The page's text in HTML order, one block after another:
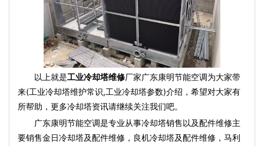
以上就是工业冷却塔维修厂家广东康明节能空调为大家带
来(工业冷却塔维护常识,工业冷却塔参数)介绍，希望对大家有
所帮助，更多冷却塔资讯请继续关注我们吧。
广东康明节能空调是专业从事冷却塔销售以及配件维修主
要销售金日冷却塔及配件维修，良机冷却塔及配件维修，马利